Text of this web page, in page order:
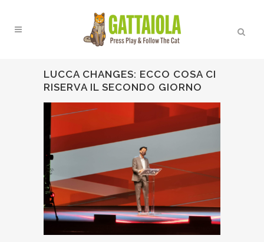
LUCCA CHANGES: ECCO COSA CI
RISERVA IL SECONDO GIORNO